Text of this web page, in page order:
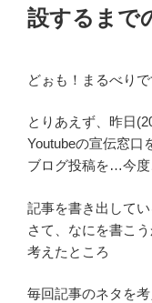
設するまで
どぉも！まるべりで
とりあえず、昨日
Youtubeの宣伝窓口
ブログ投稿を…今度
記事を書き出して
さて、なにを書こ
考えたところ
毎回記事のネタを